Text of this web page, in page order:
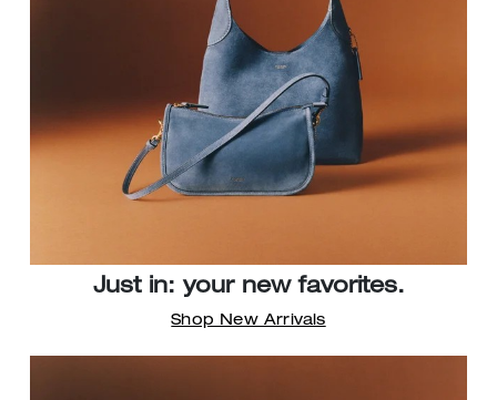
Just in: your new favorites.
Shop New Arrivals